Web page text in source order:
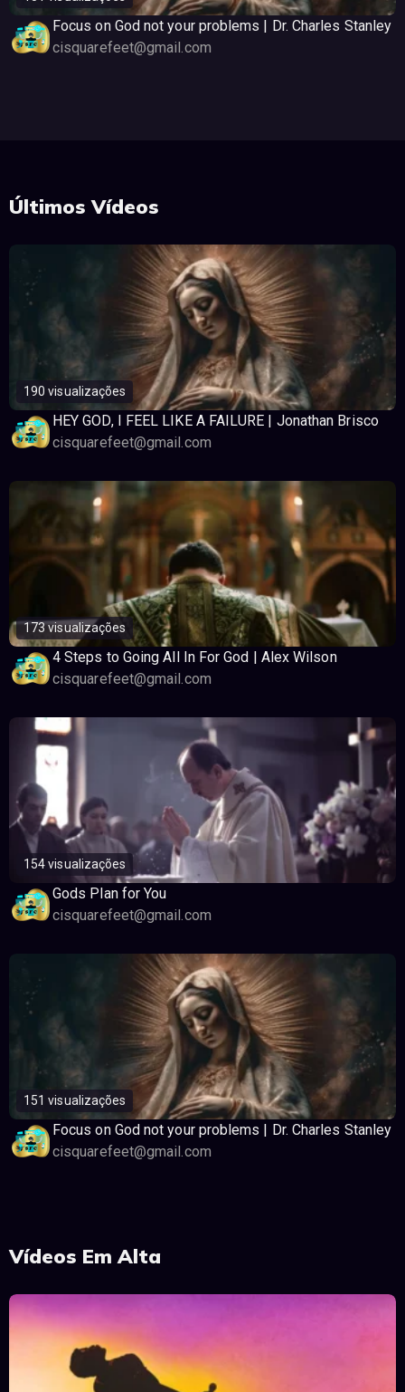
Focus on God not your problems | Dr. Charles Stanley
cisquarefeet@gmail.com
Últimos Vídeos
190 visualizações
HEY GOD, I FEEL LIKE A FAILURE | Jonathan Brisco
cisquarefeet@gmail.com
173 visualizações
4 Steps to Going All In For God | Alex Wilson
cisquarefeet@gmail.com
154 visualizações
Gods Plan for You
cisquarefeet@gmail.com
151 visualizações
Focus on God not your problems | Dr. Charles Stanley
cisquarefeet@gmail.com
Vídeos Em Alta